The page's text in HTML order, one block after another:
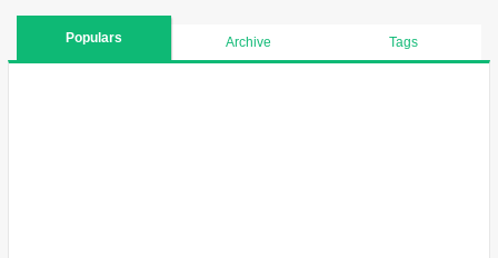
Populars Archive Tags